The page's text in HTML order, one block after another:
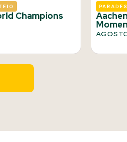
Champions